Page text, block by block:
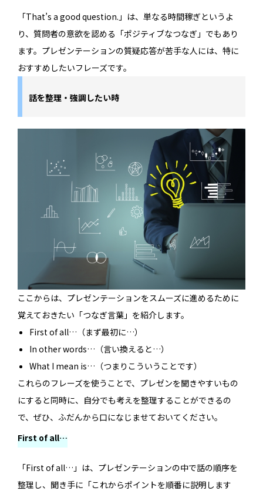
「That’s a good question.」は、単なる時間稼ぎというよ
り、質問者の意欲を認める「ポジティブなつなぎ」でもあり
ます。プレゼンテーションの質疑応答が苦手な人には、特に
おすすめしたいフレーズです。
話を整理・強調したい時
ここからは、プレゼンテーションをスムーズに進めるために
覚えておきたい「つなぎ言葉」を紹介します。
First of all…（まず最初に…）
In other words…（言い換えると…）
What I mean is…（つまりこういうことです）
これらのフレーズを使うことで、プレゼンを聞きやすいもの
にすると同時に、自分でも考えを整理することができるの
で、ぜひ、ふだんから口になじませておいてください。
First of all…
「First of all…」は、プレゼンテーションの中で話の順序を
整理し、聞き手に「これからポイントを順番に説明します